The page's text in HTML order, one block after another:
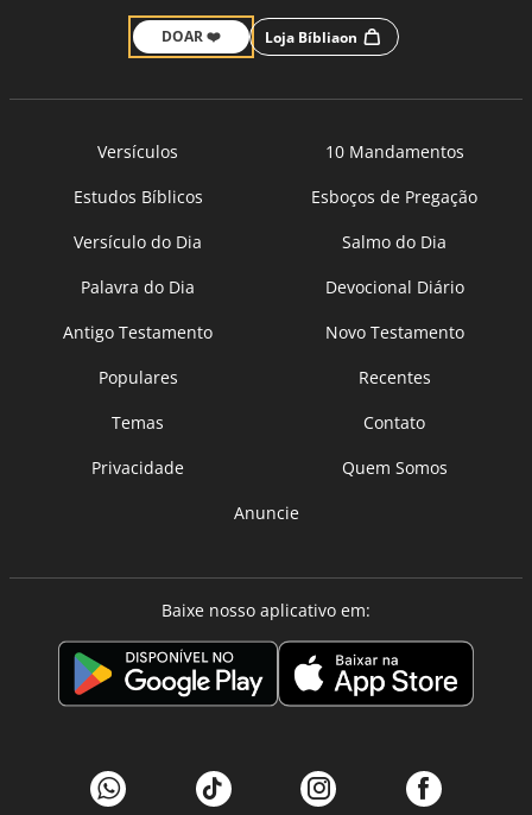
DOAR ❤️ Loja Bíbliaon
Versículos
10 Mandamentos
Estudos Bíblicos
Esboços de Pregação
Versículo do Dia
Salmo do Dia
Palavra do Dia
Devocional Diário
Antigo Testamento
Novo Testamento
Populares
Recentes
Temas
Contato
Privacidade
Quem Somos
Anuncie
Baixe nosso aplicativo em: